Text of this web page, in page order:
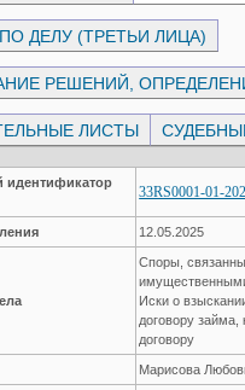
ДЕЛУ (ТРЕТЬИ ЛИЦА)
РЕШЕНИЙ,
ЛИСТЫ
идентификатор
33RS0001-01-
12.05.2025
Споры,
Иски о
договору займа,
договору
Марисова